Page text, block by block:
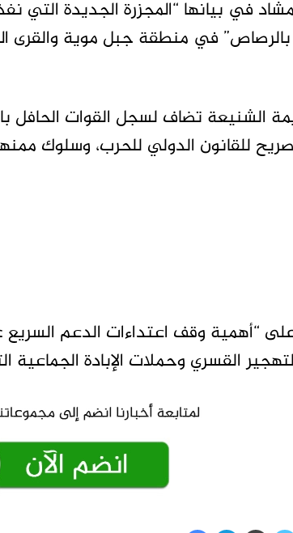
في بيانها “المجزرة الجديدة التي
الشنيعة تضاف لسجل القوات
صريح للقانون الدولي للحرب، وسلوك
وقف اعتداءات الدعم السريع
القسري وحملات الإبادة الجماعية